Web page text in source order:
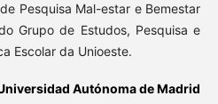
Pesquisa Mal-estar e Bemestar
Grupo de Estudos, Pesquisa e
Escolar da Unioeste.
Autónoma de Madrid